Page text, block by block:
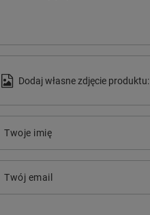
Dodaj własne zdjęcie produktu:
Twoje imię
Twój email